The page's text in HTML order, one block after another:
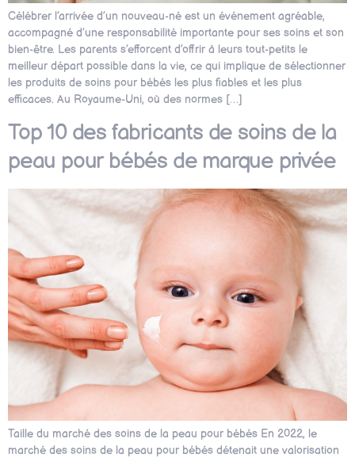
Célébrer l’arrivée d’un nouveau-né est un événement agréable,
accompagné d’une responsabilité importante pour ses soins et son
bien-être. Les parents s’efforcent d’offrir à leurs tout-petits le
meilleur départ possible dans la vie, ce qui implique de sélectionner
les produits de soins pour bébés les plus fiables et les plus
efficaces. Au Royaume-Uni, où des normes […]
Top 10 des fabricants de soins de la
peau pour bébés de marque privée
Taille du marché des soins de la peau pour bébés En 2022, le
marché des soins de la peau pour bébés détenait une valorisation